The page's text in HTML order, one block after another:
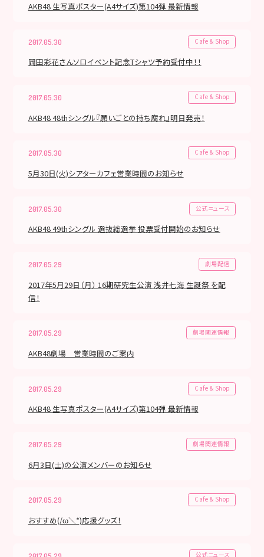
AKB48 生写真ポスター(A4サイズ)第104弾 最新情報
2017.05.30 Cafe & Shop
岡田彩花さんソロイベント記念Tシャツ予約受付中！！
2017.05.30 Cafe & Shop
AKB48 48thシングル『願いごとの持ち腐れ』明日発売！
2017.05.30 Cafe & Shop
5月30日(火)シアターカフェ営業時間のお知らせ
2017.05.30 公式ニュース
AKB48 49thシングル 選抜総選挙 投票受付開始のお知らせ
2017.05.29 劇場配信
2017年5月29日（月） 16期研究生公演 浅井七海 生誕祭 を配
信！
2017.05.29 劇場関連情報
AKB48劇場 営業時間のご案内
2017.05.29 Cafe & Shop
AKB48 生写真ポスター(A4サイズ)第104弾 最新情報
2017.05.29 劇場関連情報
6月3日(土)の公演メンバーのお知らせ
2017.05.29 Cafe & Shop
おすすめ(/ω＼*)応援グッズ！
公式ニュース